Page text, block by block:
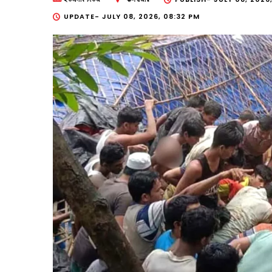
UPDATE- JULY 08, 2026, 08:32 PM